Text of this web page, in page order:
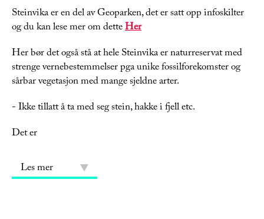
​​​​​​Steinvika er en del av Geoparken, det er satt opp infoskilter
og du kan lese mer om detteHer
Her bør det også stå at hele Steinvika er naturreservat med
strenge vernebestemmelser pga unike fossilforekomster og
sårbar vegetasjon med mange sjeldne arter.
- Ikke tillatt å ta med seg stein, hakke i fjell etc.
Det er
Les mer